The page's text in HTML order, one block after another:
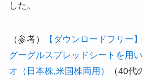
した。
（参考）
【ダウンロードフリー
グーグルスプレッドシートを用
オ（日本株,米国株両用）
（40